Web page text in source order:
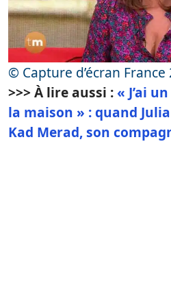
© Capture d’écran France
>>> À lire aussi :« J’ai
la maison » : quand
Kad Merad, son